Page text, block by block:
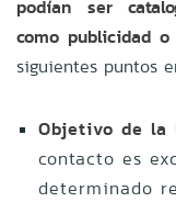
podían ser
como publicidad o
siguientes puntos
Objetivo de la
contacto es
determinado